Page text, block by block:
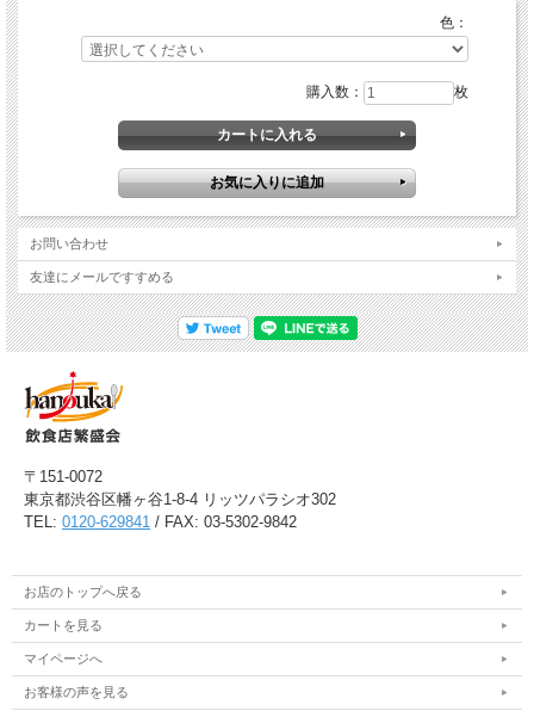
色：
購入数： 枚
お問い合わせ
友達にメールですすめる
〒151-0072
東京都渋谷区幡ヶ谷1-8-4 リッツパラシオ302
TEL: 0120-629841 / FAX: 03-5302-9842
お店のトップへ戻る
カートを見る
マイページへ
お客様の声を見る